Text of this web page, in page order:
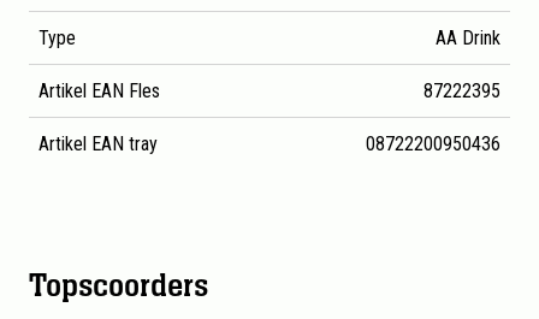
Type AA Drink
Artikel EAN Fles 87222395
Artikel EAN tray 08722200950436
Topscoorders